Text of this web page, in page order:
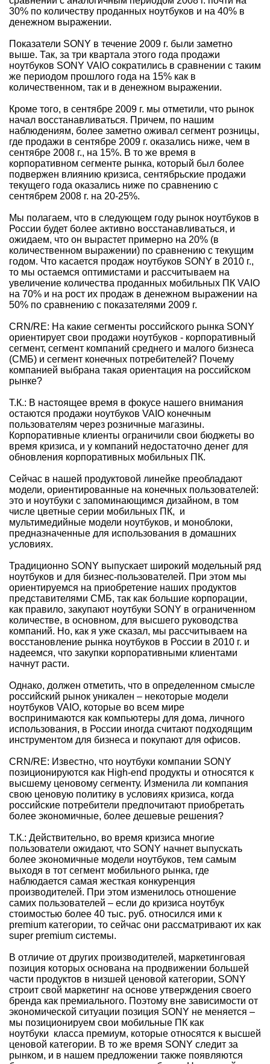
30% по количеству проданных ноутбуков и на 40% в
денежном выражении.
Показатели SONY в течение 2009 г. были заметно
выше. Так, за три квартала этого года продажи
ноутбуков SONY VAIO сократились в сравнении с таким
же периодом прошлого года на 15% как в
количественном, так и в денежном выражении.
Кроме того, в сентябре 2009 г. мы отметили, что рынок
начал восстанавливаться. Причем, по нашим
наблюдениям, более заметно оживал сегмент розницы,
где продажи в сентябре 2009 г. оказались ниже, чем в
сентябре 2008 г., на 15%. В то же время в
корпоративном сегменте рынка, который был более
подвержен влиянию кризиса, сентябрьские продажи
текущего года оказались ниже по сравнению с
сентябрем 2008 г. на 20-25%.
Мы полагаем, что в следующем году рынок ноутбуков в
России будет более активно восстанавливаться, и
ожидаем, что он вырастет примерно на 20% (в
количественном выражении) по сравнению с текущим
годом. Что касается продаж ноутбуков SONY в 2010 г.,
то мы остаемся оптимистами и рассчитываем на
увеличение количества проданных мобильных ПК VAIO
на 70% и на рост их продаж в денежном выражении на
50% по сравнению с показателями 2009 г.
CRN/RE: На какие сегменты российского рынка SONY
ориентирует свои продажи ноутбуков - корпоративный
сегмент, сегмент компаний среднего и малого бизнеса
(СМБ) и сегмент конечных потребителей? Почему
компанией выбрана такая ориентация на российском
рынке?
Т.К.: В настоящее время в фокусе нашего внимания
остаются продажи ноутбуков VAIO конечным
пользователям через розничные магазины.
Корпоративные клиенты ограничили свои бюджеты во
время кризиса, и у компаний недостаточно денег для
обновления корпоративных мобильных ПК.
Сейчас в нашей продуктовой линейке преобладают
модели, ориентированные на конечных пользователей:
это и ноутбуки с запоминающимся дизайном, в том
числе цветные серии мобильных ПК, и
мультимедийные модели ноутбуков, и моноблоки,
предназначенные для использования в домашних
условиях.
Традиционно SONY выпускает широкий модельный ряд
ноутбуков и для бизнес-пользователей. При этом мы
ориентируемся на приобретение наших продуктов
представителями СМБ, так как большие корпорации,
как правило, закупают ноутбуки SONY в ограниченном
количестве, в основном, для высшего руководства
компаний. Но, как я уже сказал, мы рассчитываем на
восстановление рынка ноутбуков в России в 2010 г. и
надеемся, что закупки корпоративными клиентами
начнут расти.
Однако, должен отметить, что в определенном смысле
российский рынок уникален – некоторые модели
ноутбуков VAIO, которые во всем мире
воспринимаются как компьютеры для дома, личного
использования, в России иногда считают подходящим
инструментом для бизнеса и покупают для офисов.
CRN/RE: Известно, что ноутбуки компании SONY
позиционируются как High-end продукты и относятся к
высшему ценовому сегменту. Изменила ли компания
свою ценовую политику в условиях кризиса, когда
российские потребители предпочитают приобретать
более экономичные, более дешевые решения?
Т.К.: Действительно, во время кризиса многие
пользователи ожидают, что SONY начнет выпускать
более экономичные модели ноутбуков, тем самым
выходя в тот сегмент мобильного рынка, где
наблюдается самая жесткая конкуренция
производителей. При этом изменилось отношение
самих пользователей – если до кризиса ноутбук
стоимостью более 40 тыс. руб. относился ими к
premium категории, то сейчас они рассматривают их как
super premium системы.
В отличие от других производителей, маркетинговая
позиция которых основана на продвижении большей
части продуктов в низшей ценовой категории, SONY
строит свой маркетинг на основе утверждения своего
бренда как премиального. Поэтому вне зависимости от
экономической ситуации позиция SONY не меняется –
мы позиционируем свои мобильные ПК как
ноутбуки класса премиум, которые относятся к высшей
ценовой категории. В то же время SONY следит за
рынком, и в нашем предложении также появляются